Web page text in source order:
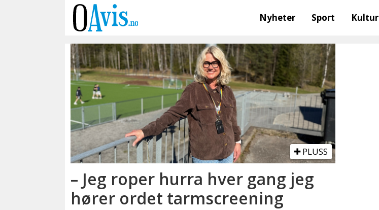
Nyheter Sport Kultur
østgård
PLUSS
– Jeg roper hurra hver gang jeg
hører ordet tarmscreening